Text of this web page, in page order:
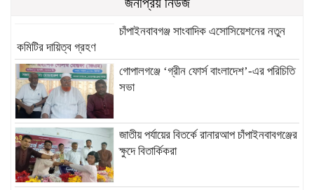
চাঁপাইনবাবগঞ্জ সাংবাদিক এসোসিয়েশনের নতুন
কমিটির দায়িত্ব গ্রহণ
গোপালগঞ্জে ‘গ্রীন ফোর্স বাংলাদেশ’-এর পরিচিতি
সভা
জাতীয় পর্যায়ের বিতর্কে রানারআপ চাঁপাইনবাবগঞ্জের
ক্ষুদে বিতার্কিকরা